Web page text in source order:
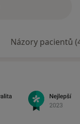
Názory pacientů